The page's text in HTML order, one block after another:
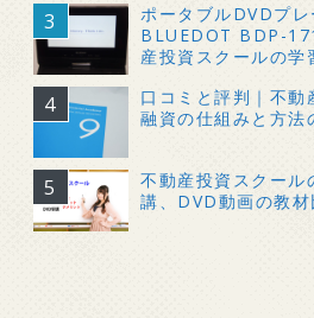
ポータブルDVDプレ
BLUEDOT BDP-
産投資スクールの学
口コミと評判｜不動
融資の仕組みと方法
不動産投資スクー
講、DVD動画の教材